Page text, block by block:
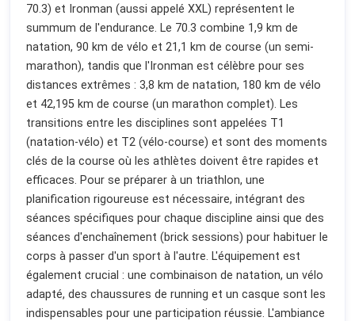
70.3) et Ironman (aussi appelé XXL) représentent le
summum de l'endurance. Le 70.3 combine 1,9 km de
natation, 90 km de vélo et 21,1 km de course (un semi-
marathon), tandis que l'Ironman est célèbre pour ses
distances extrêmes : 3,8 km de natation, 180 km de vélo
et 42,195 km de course (un marathon complet). Les
transitions entre les disciplines sont appelées T1
(natation-vélo) et T2 (vélo-course) et sont des moments
clés de la course où les athlètes doivent être rapides et
efficaces. Pour se préparer à un triathlon, une
planification rigoureuse est nécessaire, intégrant des
séances spécifiques pour chaque discipline ainsi que des
séances d'enchaînement (brick sessions) pour habituer le
corps à passer d'un sport à l'autre. L'équipement est
également crucial : une combinaison de natation, un vélo
adapté, des chaussures de running et un casque sont les
indispensables pour une participation réussie. L'ambiance